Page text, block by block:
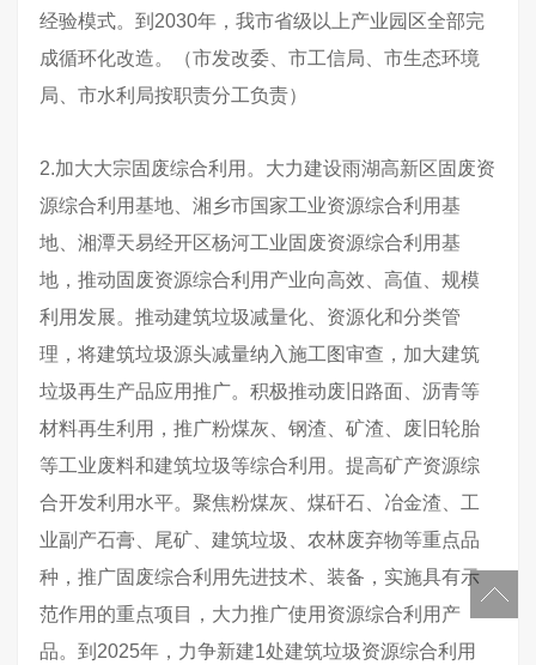
经验模式。到2030年，我市省级以上产业园区全部完
成循环化改造。（市发改委、市工信局、市生态环境
局、市水利局按职责分工负责）
2.加大大宗固废综合利用。大力建设雨湖高新区固废资
源综合利用基地、湘乡市国家工业资源综合利用基
地、湘潭天易经开区杨河工业固废资源综合利用基
地，推动固废资源综合利用产业向高效、高值、规模
利用发展。推动建筑垃圾减量化、资源化和分类管
理，将建筑垃圾源头减量纳入施工图审查，加大建筑
垃圾再生产品应用推广。积极推动废旧路面、沥青等
材料再生利用，推广粉煤灰、钢渣、矿渣、废旧轮胎
等工业废料和建筑垃圾等综合利用。提高矿产资源综
合开发利用水平。聚焦粉煤灰、煤矸石、冶金渣、工
业副产石膏、尾矿、建筑垃圾、农林废弃物等重点品
种，推广固废综合利用先进技术、装备，实施具有示
范作用的重点项目，大力推广使用资源综合利用产
品。到2025年，力争新建1处建筑垃圾资源综合利用